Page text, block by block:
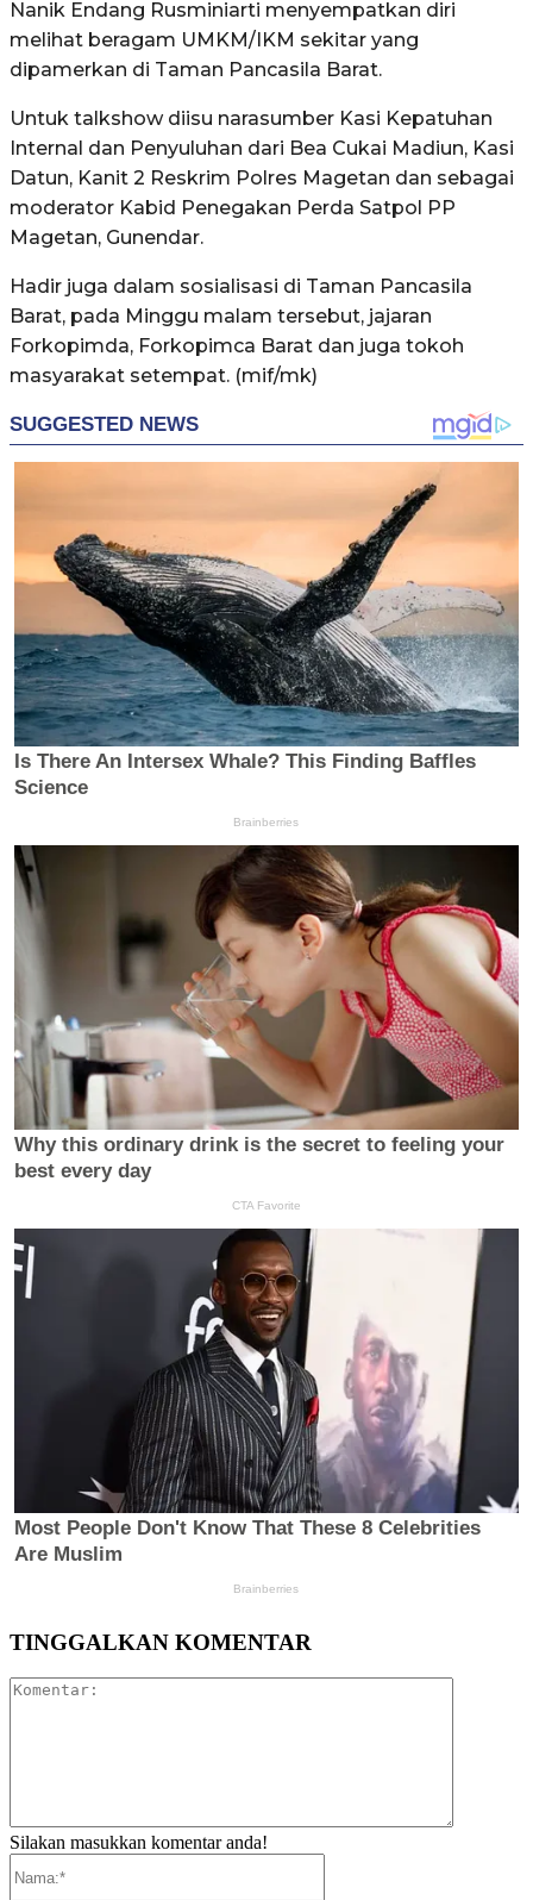
Nanik Endang Rusminiarti menyempatkan diri
melihat beragam UMKM/IKM sekitar yang
dipamerkan di Taman Pancasila Barat.
Untuk talkshow diisu narasumber Kasi Kepatuhan
Internal dan Penyuluhan dari Bea Cukai Madiun, Kasi
Datun, Kanit 2 Reskrim Polres Magetan dan sebagai
moderator Kabid Penegakan Perda Satpol PP
Magetan, Gunendar.
Hadir juga dalam sosialisasi di Taman Pancasila
Barat, pada Minggu malam tersebut, jajaran
Forkopimda, Forkopimca Barat dan juga tokoh
masyarakat setempat. (mif/mk)
TINGGALKAN KOMENTAR
Silakan masukkan komentar anda!